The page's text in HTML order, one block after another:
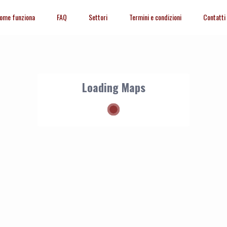
funziona FAQ Settori Termini e condizioni Contatti
Loading Maps